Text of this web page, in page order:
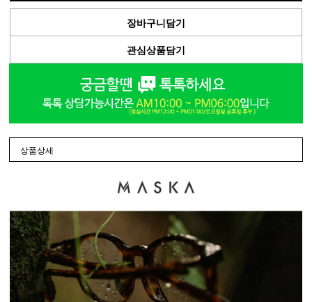
장바구니담기
관심상품담기
상품상세